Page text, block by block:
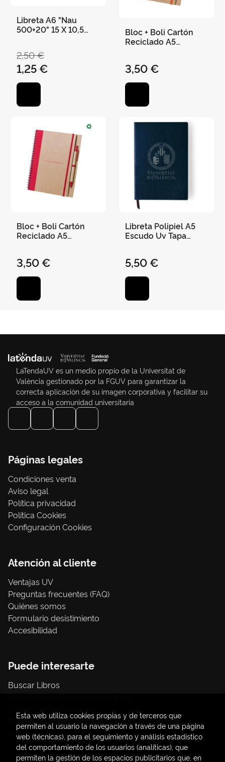
Libreta A6 "Nau
500+20" 15 X 10,5
2,50 €
1,25 €
Bloc + Boli Cartón
Reciclado A5
cm - Naranja
3,50 €
Bloc + Boli Cartón
Reciclado A5
cm - Rojo
3,50 €
Libreta Polipiel A5
Escudo Uv Tapa
Marino
5,50 €
LaTendaUV es un medio propio de la Universitat de
València gestionado por la FGUV para garantizar la
correcta aplicación de su imagen corporativa y facilitar su
acceso a la comunidad universitaria
Páginas legales
Condiciones venta
Aviso legal
Política privacidad
Política Cookies
Configuración Cookies
Atención al cliente
Ventajas UV
Preguntas frecuentes (FAQ)
Quiénes somos
Formulario desistimiento
Accesibilidad
Puede interesarte
Buscar Libros
Papelería / material oficina
Consumo Sostenible
Esta web utiliza cookies propias y de terceros que
permiten al usuario la navegación a través de una página
web (técnicas), para el seguimiento y análisis estadístico
del comportamiento de los usuarios (analíticas), que
permiten la gestión de los espacios publicitarios que, en